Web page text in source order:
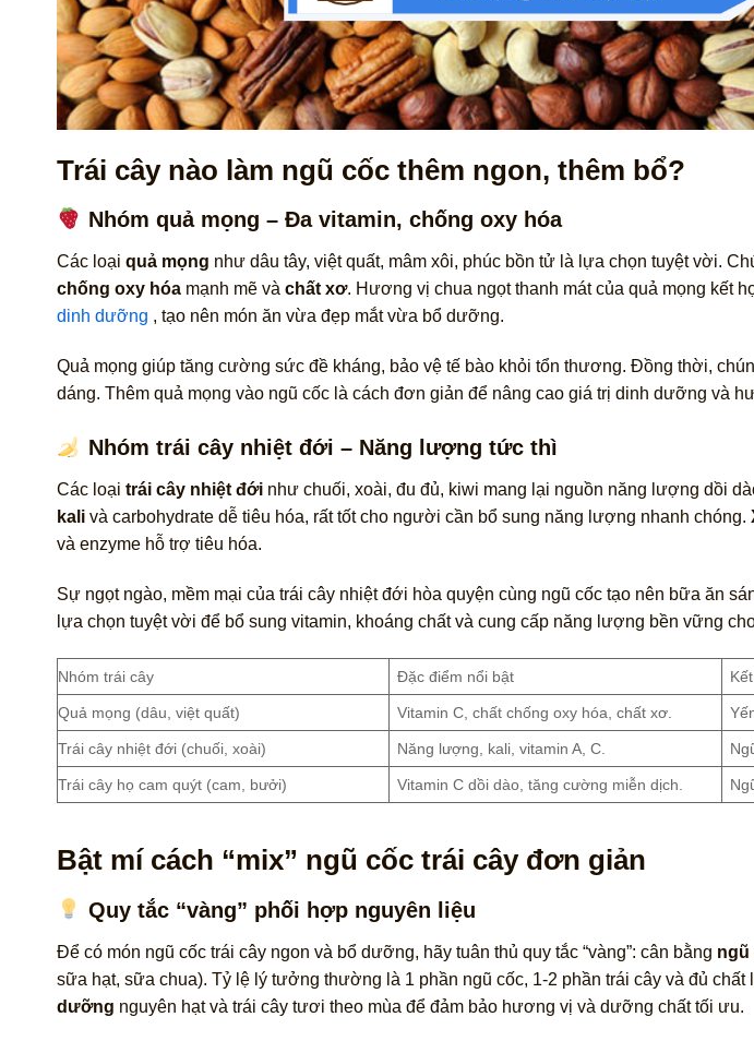
Trái cây nào làm ngũ cốc thêm ngon, thêm bổ?
Nhóm quả mọng – Đa vitamin, chống oxy hóa
Các loại quả mọng như dâu tây, việt quất, mâm xôi, phúc bồn tử là lựa chọn tuyệt vời.
chống oxy hóa mạnh mẽ và chất xơ. Hương vị chua ngọt thanh mát của quả mọng kết
dinh dưỡng , tạo nên món ăn vừa đẹp mắt vừa bổ dưỡng.
Quả mọng giúp tăng cường sức đề kháng, bảo vệ tế bào khỏi tổn thương. Đồng thời,
dáng. Thêm quả mọng vào ngũ cốc là cách đơn giản để nâng cao giá trị dinh dưỡng và
Nhóm trái cây nhiệt đới – Năng lượng tức thì
Các loại trái cây nhiệt đới như chuối, xoài, đu đủ, kiwi mang lại nguồn năng lượng dồi
kali và carbohydrate dễ tiêu hóa, rất tốt cho người cần bổ sung năng lượng nhanh chóng.
và enzyme hỗ trợ tiêu hóa.
Sự ngọt ngào, mềm mại của trái cây nhiệt đới hòa quyện cùng ngũ cốc tạo nên bữa ăn
lựa chọn tuyệt vời để bổ sung vitamin, khoáng chất và cung cấp năng lượng bền vững
Nhóm trái cây Đặc điểm nổi bật
Quả mọng (dâu, việt quất) Vitamin C, chất chống oxy hóa, chất xơ.
Trái cây nhiệt đới (chuối, xoài) Năng lượng, kali, vitamin A, C.
Trái cây họ cam quýt (cam, bưởi) Vitamin C dồi dào, tăng cường miễn dịch.
Bật mí cách “mix” ngũ cốc trái cây đơn giản
Quy tắc “vàng” phối hợp nguyên liệu
Để có món ngũ cốc trái cây ngon và bổ dưỡng, hãy tuân thủ quy tắc “vàng”: cân bằng ngũ
sữa hạt, sữa chua). Tỷ lệ lý tưởng thường là 1 phần ngũ cốc, 1-2 phần trái cây và đủ chất
dưỡng nguyên hạt và trái cây tươi theo mùa để đảm bảo hương vị và dưỡng chất tối ưu.